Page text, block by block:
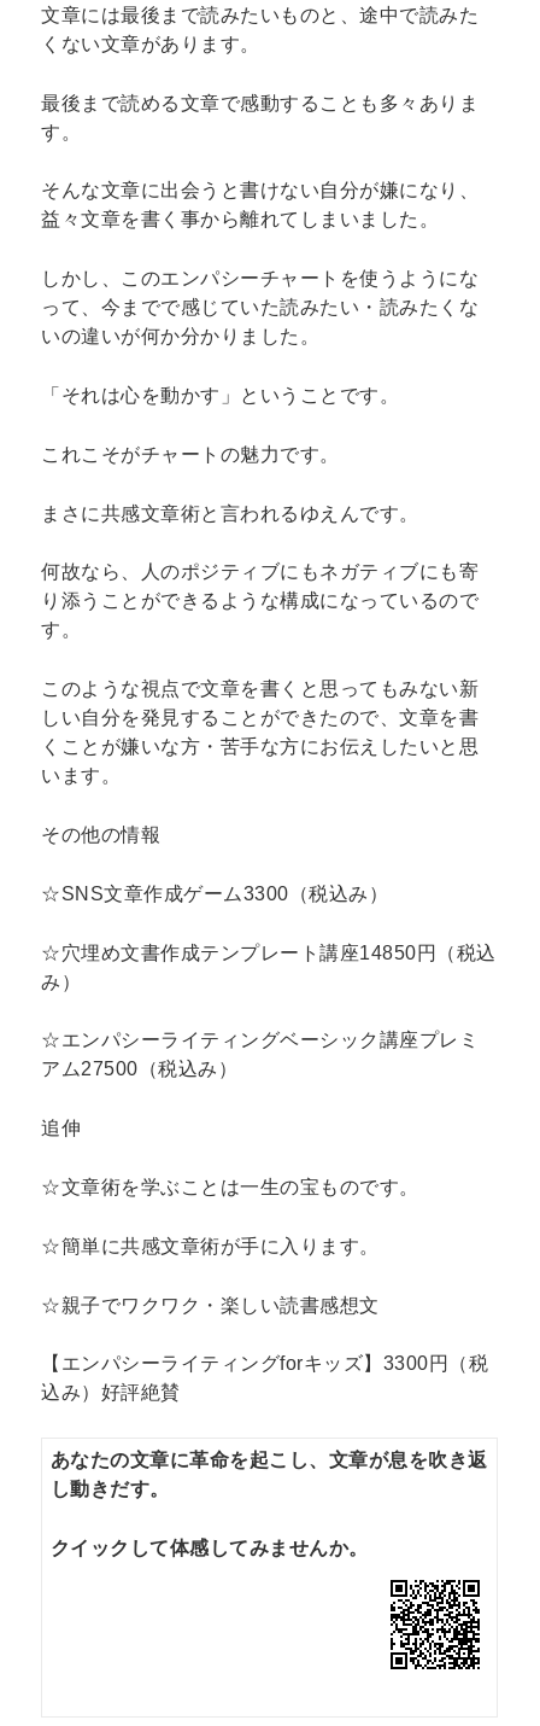
文章には最後まで読みたいものと、途中で読みた
くない文章があります。
最後まで読める文章で感動することも多々ありま
す。
そんな文章に出会うと書けない自分が嫌になり、
益々文章を書く事から離れてしまいました。
しかし、このエンパシーチャートを使うようにな
って、今までで感じていた読みたい・読みたくな
いの違いが何か分かりました。
「それは心を動かす」ということです。
これこそがチャートの魅力です。
まさに共感文章術と言われるゆえんです。
何故なら、人のポジティブにもネガティブにも寄
り添うことができるような構成になっているので
す。
このような視点で文章を書くと思ってもみない新
しい自分を発見することができたので、文章を書
くことが嫌いな方・苦手な方にお伝えしたいと思
います。
その他の情報
☆SNS文章作成ゲーム3300（税込み）
☆穴埋め文書作成テンプレート講座14850円（税込
み）
☆エンパシーライティングベーシック講座プレミ
アム27500（税込み）
追伸
☆文章術を学ぶことは一生の宝ものです。
☆簡単に共感文章術が手に入ります。
☆親子でワクワク・楽しい読書感想文
【エンパシーライティングforキッズ】3300円（税
込み）好評絶賛
あなたの文章に革命を起こし、文章が息を吹き返
し動きだす。
クイックして体感してみませんか。